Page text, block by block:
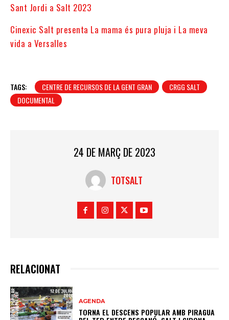
Sant Jordi a Salt 2023
Cinexic Salt presenta La mama és pura pluja i La meva
vida a Versalles
TAGS: CENTRE DE RECURSOS DE LA GENT GRAN
CRGG SALT
DOCUMENTAL
24 DE MARÇ DE 2023
TOTSALT
RELACIONAT
AGENDA
TORNA EL DESCENS POPULAR AMB PIRAGUA